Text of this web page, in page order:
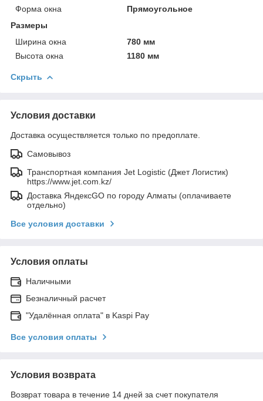
Форма окна
Прямоугольное
Размеры
Ширина окна
780 мм
Высота окна
1180 мм
Скрыть
Условия доставки
Доставка осуществляется только по предоплате.
Самовывоз
Транспортная компания Jet Logistic (Джет Логистик)
https://www.jet.com.kz/
Доставка ЯндексGO по городу Алматы (оплачиваете
отдельно)
Все условия доставки
Условия оплаты
Наличными
Безналичный расчет
"Удалённая оплата" в Kaspi Pay
Все условия оплаты
Условия возврата
Возврат товара в течение 14 дней за счет покупателя